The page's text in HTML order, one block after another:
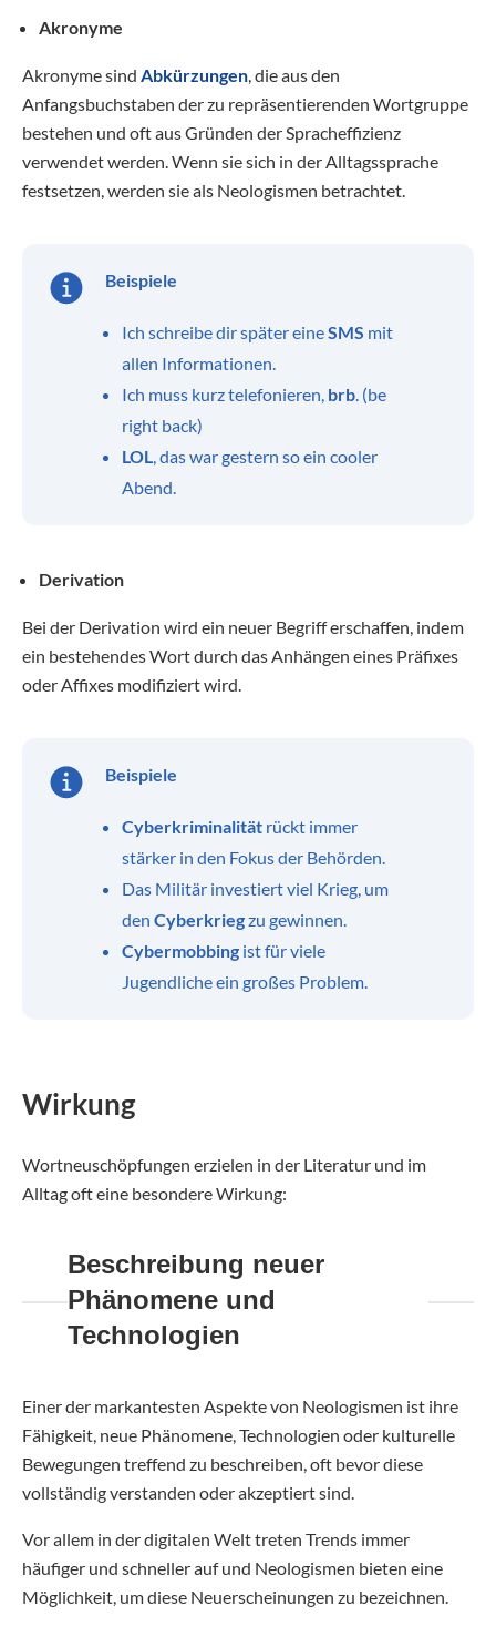
Akronyme
Akronyme sind Abkürzungen, die aus den
Anfangsbuchstaben der zu repräsentierenden Wortgruppe
bestehen und oft aus Gründen der Spracheffizienz
verwendet werden. Wenn sie sich in der Alltagssprache
festsetzen, werden sie als Neologismen betrachtet.
Beispiele
Ich schreibe dir später eineSMS mit
allen Informationen.
Ich muss kurz telefonieren, brb. (be
right back)
LOL, das war gestern so ein cooler
Abend.
Derivation
Bei der Derivation wird ein neuer Begriff erschaffen, indem
ein bestehendes Wort durch das Anhängen eines Präfixes
oder Affixes modifiziert wird.
Beispiele
Cyberkriminalität rückt immer
stärker in den Fokus der Behörden.
Das Militär investiert viel Krieg, um
den Cyberkriegzu gewinnen.
Cybermobbing ist für viele
Jugendliche ein großes Problem.
Wirkung
Wortneuschöpfungen erzielen in der Literatur und im
Alltag oft eine besondere Wirkung:
Beschreibung neuer
Phänomene und
Technologien
Einer der markantesten Aspekte von Neologismen ist ihre
Fähigkeit, neue Phänomene, Technologien oder kulturelle
Bewegungen treffend zu beschreiben, oft bevor diese
vollständig verstanden oder akzeptiert sind.
Vor allem in der digitalen Welt treten Trends immer
häufiger und schneller auf und Neologismen bieten eine
Möglichkeit, um diese Neuerscheinungen zu bezeichnen.